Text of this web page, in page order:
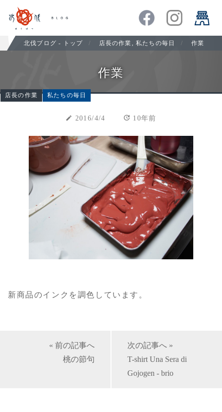
北伐ブログ - トップ 店長の作業, 私たちの毎日 作業
作業
店長の作業 私たちの毎日
create 2016/4/4 update 10年前
新商品のインクを調色しています。
« 前の記事へ
桃の節句
次の記事へ »
T-shirt Una Sera di
Gojogen - brio